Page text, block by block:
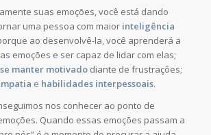
suas emoções, você está dando
uma pessoa com maior inteligência
ao desenvolvê-la, você aprenderá a
emoções e ser capaz de lidar com elas;
manter motivadodiante de frustrações;
e habilidades interpessoais.
nos conhecer ao ponto de
Quando essas emoções passam a